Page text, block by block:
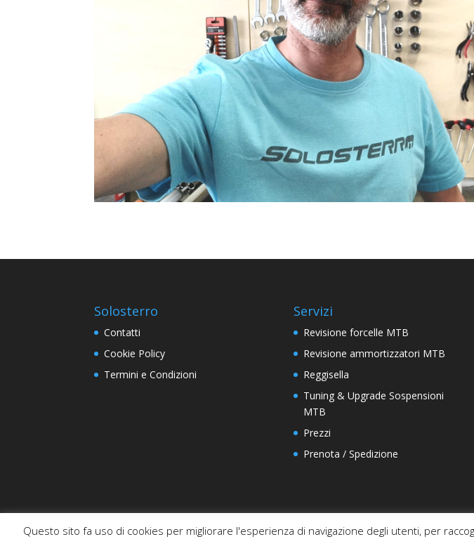
Solosterro
Contatti
Cookie Policy
Termini e Condizioni
Servizi
Revisione forcelle MTB
Revisione ammortizzatori MTB
Reggisella
Tuning & Upgrade Sospensioni
MTB
Prezzi
Prenota / Spedizione
Contatti Cookie Policy Termini e Condizioni
Questo sito fa uso di cookies per migliorare l'esperienza di navigazione degli utenti, per